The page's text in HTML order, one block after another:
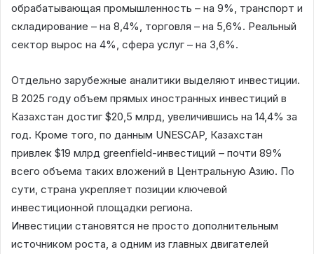
обрабатывающая промышленность – на 9%, транспорт и
складирование – на 8,4%, торговля – на 5,6%. Реальный
сектор вырос на 4%, сфера услуг – на 3,6%.
Отдельно зарубежные аналитики выделяют инвестиции.
В 2025 году объем прямых иностранных инвестиций в
Казахстан достиг $20,5 млрд, увеличившись на 14,4% за
год. Кроме того, по данным UNESCAP, Казахстан
привлек $19 млрд greenfield-инвестиций – почти 89%
всего объема таких вложений в Центральную Азию. По
сути, страна укрепляет позиции ключевой
инвестиционной площадки региона.
Инвестиции становятся не просто дополнительным
источником роста, а одним из главных двигателей